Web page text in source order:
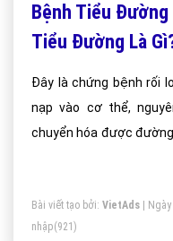
Bệnh Tiểu Đường
Tiểu Đường Là
Đây là chứng bệnh rối
nạp vào cơ thể,
chuyển hóa được
mà phải thải qua
được điều trị sẽ gây
Bài viết tạo bởi: VietAds |
nhập(921)